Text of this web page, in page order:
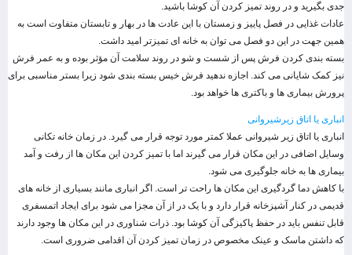
جدی بگیرید و در روند تمیز کردن آن کوشا باشید.
عادات غذایی در فصل پاییز و زمستان با این عادت ها در بهار و تابستان متفاوت است به
همین جهت در این دو فصل می توان به خانه ای تمیزتر امید داشت.
بسته بندی کردن فرش پس از شست و شو در روند سلامت آن مؤثر بوده و به عمر فرش
نیز کمک شایانی می کند. اجازه ندهید فرش خیس بسته بندی شود زیرا بستر مناسبی برای
پرورش بیماری ها و باکتری ها خواهد بود.
انباری یا اتاق زیرشیروانی
انباری یا اتاق زیر شیروانی عملا کمتر مورد توجه قرار می گیرد. در زمان خانه تکانی
وسایل اضافی در این مکان قرار می گیرند اما با تمیز کردن این مکان ها از رفت و آمد
بیماری ها به خانه جلوگیری می شود.
با کاهش دما گردگیری این مکان ها راحت تر است. اگر انباری مانند بسیاری از خانه های
قدیمی در کنار آشپزخانه قرار دارد و با یک در از آن مجزا می شود برای ایجاد اتمسفری
قابل تنفس باید در حفظ پاکیزگی آن کوشا بود. ذرات شناوری در این مکان ها وجود دارند
که داشتن ماسک و عینک مخصوص در زمان تمیز کردن آن اقدامی ضروری است.